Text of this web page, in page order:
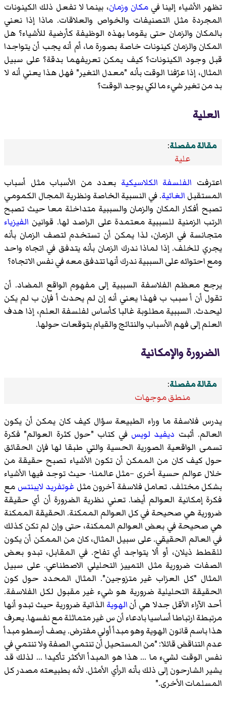
تظهر الأشياء إلينا فيمكان وزمان، بينما لا تفعل ذلك الكينونات
المجردة مثل التصنيفات والخواص والعلاقات. ماذا إذا نعني
بالمكان والزمان حتى يقوما بهذه الوظيفة كأرضية للأشياء؟ هل
المكان والزمان كينونات خاصة بصورة ما، أم أنه يجب أن يتواجدا
قبل وجود الكينونات؟ كيف يمكن تعريفهما بدقة؟ على سبيل
المثال، إذا عرّفنا الوقت بأنه "معدل التغير" فهل هذا يعني أنه لا
بد من تغير شيء ما لكي يوجد الوقت؟
العلية
مقالة مفصلة:
علية
اعترفت الفلسفة الكلاسيكية بعدد من الأسباب مثل أسباب
المستقبل الغائية. في النسبية الخاصة ونظرية المجال الكمومي
تصبح أفكار المكان والزمان والسببية متداخلة معا حيث تصبح
الرتب الزمنية للسببية معتمدة على الراصد لها. قوانين الفيزياء
متجانسة في الزمان، لذا يمكن أن تستخدم لتصف الزمان بأنه
يجري للخلف. إذا لماذا ندرك الزمان بأنه يتدفق في اتجاه واحد
ومع احتوائه على السببية ندرك أنها تتدفق معه في نفس الاتجاه؟
يرجع معظم الفلاسفة السببية إلى مفهوم الواقع المضاد. أن
تقول أن أ سبب ب فهذا يعني أنه إن لم يحدث أ فإن ب لم يكن
ليحدث. السببية مطلوبة غالبا كأساس لفلسفة العلم، إذا هدف
العلم إلى فهم الأسباب والنتائج والقيام بتوقعات حولها.
الضرورة والإمكانية
مقالة مفصلة:
منطق موجهات
يدرس فلاسفة ما وراء الطبيعة سؤال كيف كان يمكن أن يكون
العالم. أثبت ديفيد لويس في كتاب "حول كثرة العوالم" فكرة
تسمى الواقعية الصورية الحسية والتي طبقا لها فإن الحقائق
حول كيف كان من الممكن أن تكون الأشياء تصبح حقيقة من
خلال عوالم حسية أخرى –مثل عالمنا- حيث توجد فيها الأشياء
بشكل مختلف. تعامل فلاسفة آخرون مثل غوتفريد لايبنتس مع
فكرة إمكانية العوالم أيضا. تعني نظرية الضرورة أن أي حقيقة
ضرورية هي صحيحة في كل العوالم الممكنة. الحقيقة الممكنة
هي صحيحة في بعض العوالم الممكنة، حتى وإن لم تكن كذلك
في العالم الحقيقي. على سبيل المثال، كان من الممكن أن يكون
للقطط ذيلان، أو ألا يتواجد أي تفاح. في المقابل، تبدو بعض
الصفات ضرورية مثل التمييز التحليلي الاصطناعي. على سبيل
المثال "كل العزاب غير متزوجين". المثال المحدد حول كون
الحقيقة التحليلية ضرورية هو شيء غير مقبول لكل الفلاسفة.
أحد الآراء الأقل جدلا هي أنالهوية الذاتية ضرورية حيث تبدو أنها
مرتبطة ارتباطا أساسيا بادعاء أن س غير متماثلة مع نفسها. يعرف
هذا باسم قانون الهوية وهو مبدأ أولي مفترض. يصف أرسطو مبدأ
عدم التناقض قائلا: "من المستحيل أن تنتمي الصفة ولا تنتمي في
نفس الوقت لشيء ما ... هذا هو المبدأ الأكثر تأكيدا ... لذلك قد
يشير الشارحون إلى ذلك بأنه الرأي الأمثل. لأنه بطبيعته مصدر كل
المسلمات الأخرى."